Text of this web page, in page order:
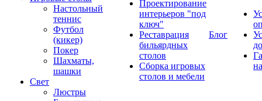
Настольный
теннис
Футбол
(кикер)
Покер
Шахматы,
шашки
Свет
Люстры
Проектирование
интерьеров "под
ключ"
Реставрация
бильярдных
столов
Сборка игровых
столов и мебели
Блог